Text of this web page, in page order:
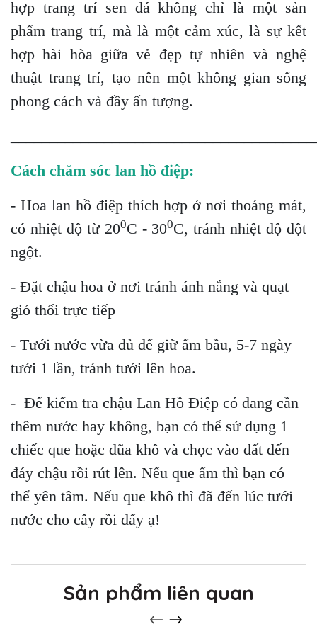
hợp trang trí sen đá không chỉ là một sản
phẩm trang trí, mà là một cảm xúc, là sự kết
hợp hài hòa giữa vẻ đẹp tự nhiên và nghệ
thuật trang trí, tạo nên một không gian sống
phong cách và đầy ấn tượng.
Cách chăm sóc lan hồ điệp:
- Hoa lan hồ điệp thích hợp ở nơi thoáng mát,
có nhiệt độ từ 200C - 300C, tránh nhiệt độ đột
ngột.
- Đặt chậu hoa ở nơi tránh ánh nắng và quạt
gió thổi trực tiếp
- Tưới nước vừa đủ để giữ ẩm bầu, 5-7 ngày
tưới 1 lần, tránh tưới lên hoa.
- Để kiểm tra chậu Lan Hồ Điệp có đang cần
thêm nước hay không, bạn có thể sử dụng 1
chiếc que hoặc đũa khô và chọc vào đất đến
đáy chậu rồi rút lên. Nếu que ẩm thì bạn có
thể yên tâm. Nếu que khô thì đã đến lúc tưới
nước cho cây rồi đấy ạ!
Sản phẩm liên quan